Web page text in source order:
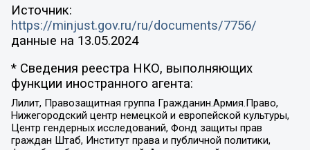
Источник:
https://minjust.gov.ru/ru/documents/7756/
данные на 13.05.2024
* Сведения реестра НКО, выполняющих
функции иностранного агента:
Лилит, Правозащитная группа Гражданин.Армия.Право,
Нижегородский центр немецкой и европейской культуры,
Центр гендерных исследований, Фонд защиты прав
граждан Штаб, Институт права и публичной политики,